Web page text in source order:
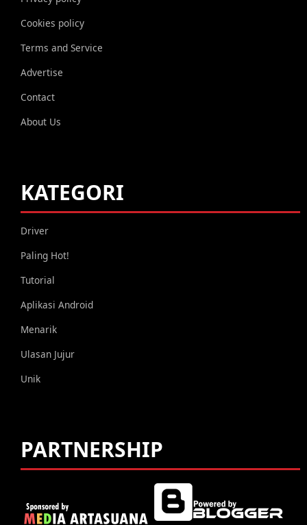
Cookies policy
Terms and Service
Advertise
Contact
About Us
KATEGORI
Driver
Paling Hot!
Tutorial
Aplikasi Android
Menarik
Ulasan Jujur
Unik
PARTNERSHIP